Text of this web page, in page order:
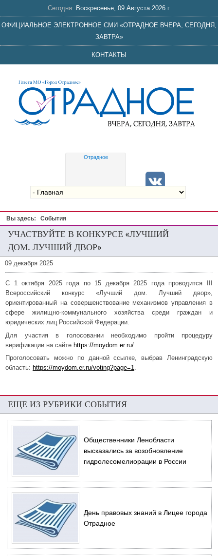
Сегодня: Воскресенье, 09 Августа 2026 г.
ОФИЦИАЛЬНОЕ ЭЛЕКТРОННОЕ СМИ «ОТРАДНОЕ ВЧЕРА, СЕГОДНЯ,
ЗАВТРА»
КОНТАКТЫ
Отрадное
Вы здесь: События
УЧАСТВУЙТЕ В КОНКУРСЕ «ЛУЧШИЙ
ДОМ. ЛУЧШИЙ ДВОР»
09 декабря 2025
С 1 октября 2025 года по 15 декабря 2025 года проводится III
Всероссийский конкурс «Лучший дом. Лучший двор»,
ориентированный на совершенствование механизмов управления в
сфере жилищно-коммунального хозяйства среди граждан и
юридических лиц Российской Федерации.
Для участия в голосовании необходимо пройти процедуру
верификации на сайте https://moydom.er.ru/
Проголосовать можно по данной ссылке, выбрав Ленинградскую
область: https://moydom.er.ru/voting?page=1.
ЕЩЕ ИЗ РУБРИКИ СОБЫТИЯ
Общественники Ленобласти
высказались за возобновление
гидролесомелиорации в России
День правовых знаний в Лицее города
Отрадное